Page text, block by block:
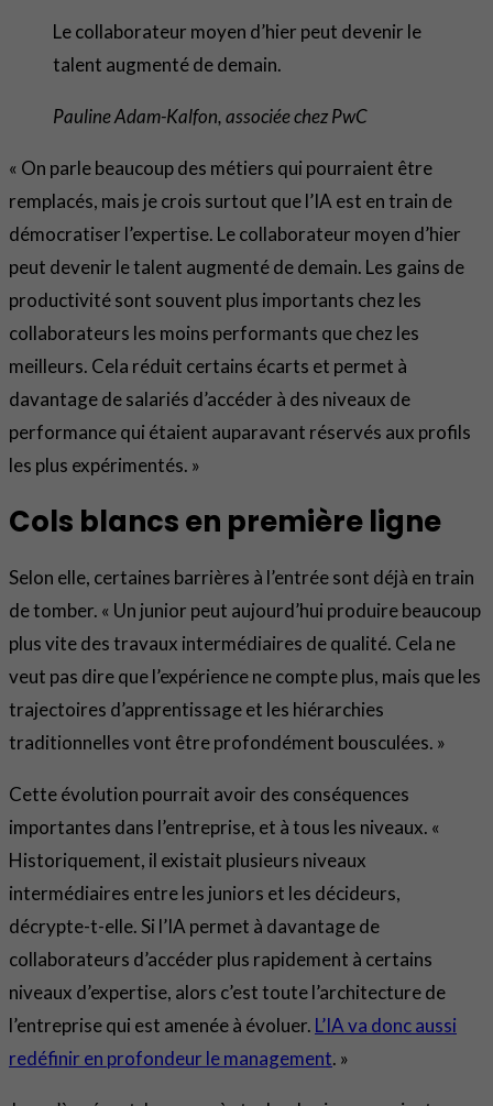
Le collaborateur moyen d’hier peut devenir le
talent augmenté de demain.
Pauline Adam-Kalfon, associée chez PwC
« On parle beaucoup des métiers qui pourraient être
remplacés, mais je crois surtout que l’IA est en train de
démocratiser l’expertise. Le collaborateur moyen d’hier
peut devenir le talent augmenté de demain. Les gains de
productivité sont souvent plus importants chez les
collaborateurs les moins performants que chez les
meilleurs. Cela réduit certains écarts et permet à
davantage de salariés d’accéder à des niveaux de
performance qui étaient auparavant réservés aux profils
les plus expérimentés. »
Cols blancs en première ligne
Selon elle, certaines barrières à l’entrée sont déjà en train
de tomber. « Un junior peut aujourd’hui produire beaucoup
plus vite des travaux intermédiaires de qualité. Cela ne
veut pas dire que l’expérience ne compte plus, mais que les
trajectoires d’apprentissage et les hiérarchies
traditionnelles vont être profondément bousculées. »
Cette évolution pourrait avoir des conséquences
importantes dans l’entreprise, et à tous les niveaux. «
Historiquement, il existait plusieurs niveaux
intermédiaires entre les juniors et les décideurs,
décrypte-t-elle. Si l’IA permet à davantage de
collaborateurs d’accéder plus rapidement à certains
niveaux d’expertise, alors c’est toute l’architecture de
l’entreprise qui est amenée à évoluer. L’IA va donc aussi
redéfinir en profondeur le management. »